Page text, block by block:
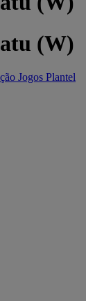
(W)
Jogos Plantel